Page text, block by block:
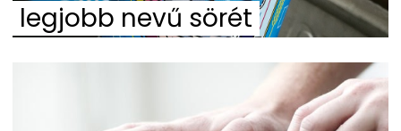
legjobb nevű sörét